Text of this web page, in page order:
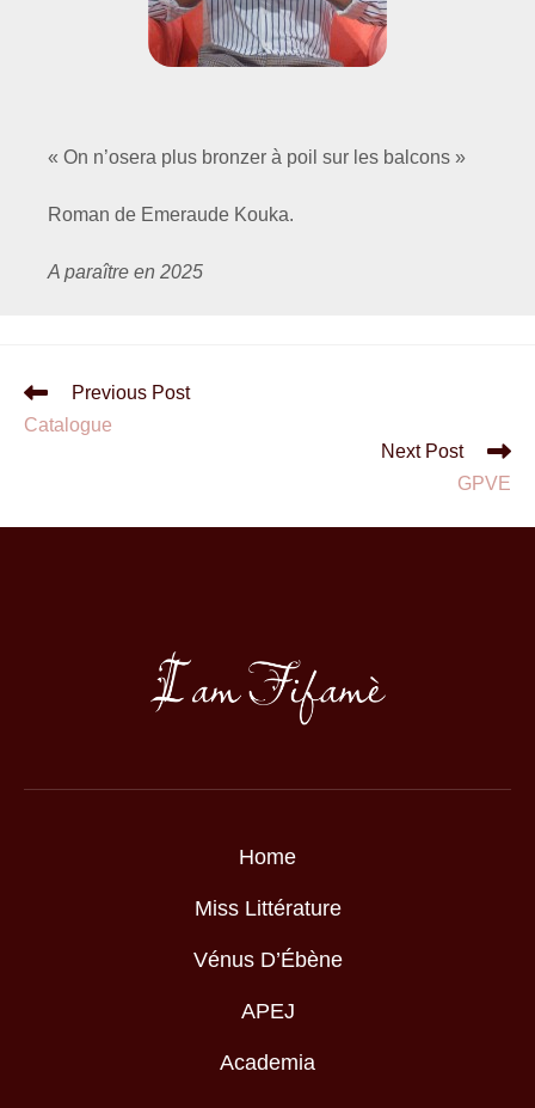
« On n’osera plus bronzer à poil sur les balcons »
Roman de Emeraude Kouka.
A paraître en 2025
Previous Post
Catalogue
Next Post
GPVE
Home
Miss Littérature
Vénus D’Ébène
APEJ
Academia